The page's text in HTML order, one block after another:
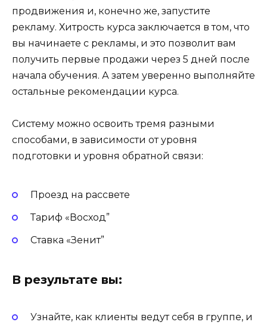
продвижения и, конечно же, запустите
рекламу. Хитрость курса заключается в том, что
вы начинаете с рекламы, и это позволит вам
получить первые продажи через 5 дней после
начала обучения. А затем уверенно выполняйте
остальные рекомендации курса.
Систему можно освоить тремя разными
способами, в зависимости от уровня
подготовки и уровня обратной связи:
Проезд на рассвете
Тариф «Восход”
Ставка «Зенит”
В результате вы:
Узнайте, как клиенты ведут себя в группе, и